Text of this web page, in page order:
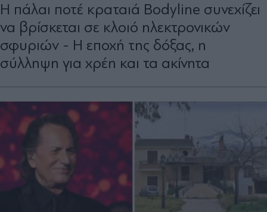
Η πάλαι ποτέ κραταιά Bodyline συνεχίζει
να βρίσκεται σε κλοιό ηλεκτρονικών
σφυριών - Η εποχή της δόξας, η
σύλληψη για χρέη και τα ακίνητα